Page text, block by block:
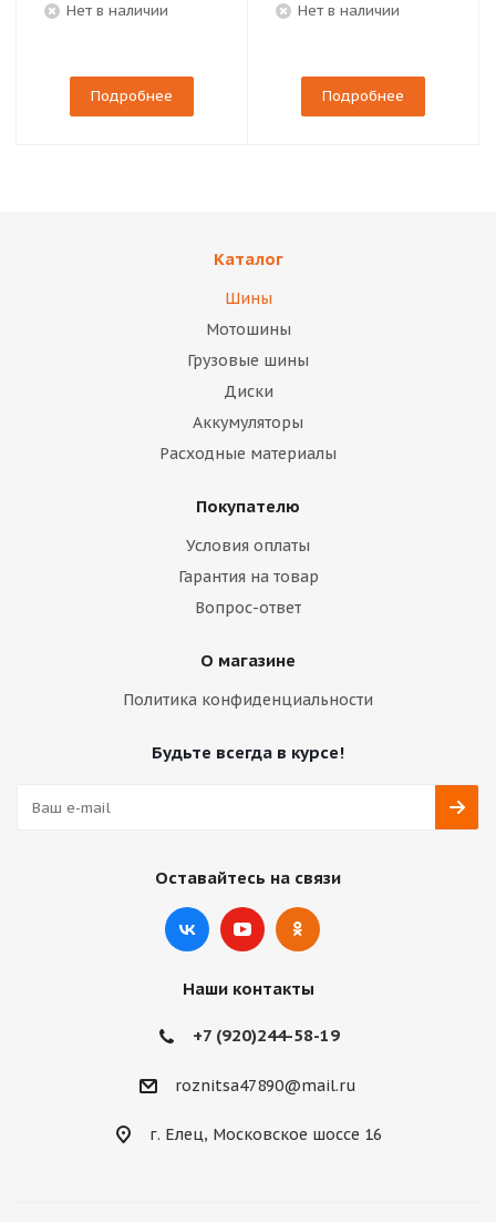
Нет в наличии
Подробнее
Нет в наличии
Подробнее
Каталог
Шины
Мотошины
Грузовые шины
Диски
Аккумуляторы
Расходные материалы
Покупателю
Условия оплаты
Гарантия на товар
Вопрос-ответ
О магазине
Политика конфиденциальности
Будьте всегда в курсе!
Оставайтесь на связи
Наши контакты
+7 (920)244-58-19
roznitsa47890@mail.ru
г. Елец, Московское шоссе 16